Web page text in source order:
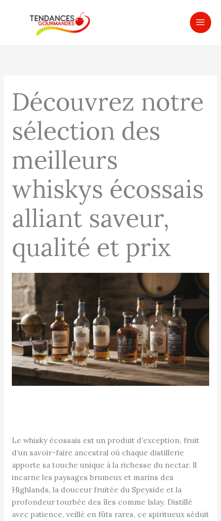
Découvrez notre
sélection des
meilleurs
whiskys écossais
alliant saveur,
qualité et prix
Le whisky écossais est un produit d’exception, fruit
d’un savoir-faire ancestral où chaque distillerie
apporte sa touche unique à la richesse du nectar. Il
incarne les paysages brumeux et marins des
Highlands, la douceur fruitée du Speyside et la
profondeur tourbée des îles comme Islay. Distillé
avec patience, veillé en fûts rares, ce spiritueux séduit